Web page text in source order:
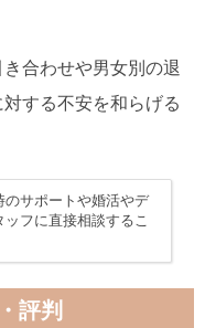
合わせや男女別の退
する不安を和らげる
サポートや婚活やデ
フに直接相談するこ
評判